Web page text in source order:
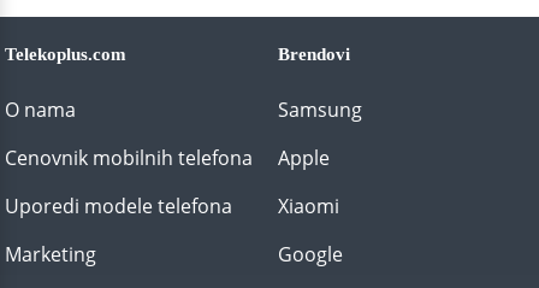
Telekoplus.com
O nama
Cenovnik mobilnih telefona
Uporedi modele telefona
Marketing
Brendovi
Samsung
Apple
Xiaomi
Google